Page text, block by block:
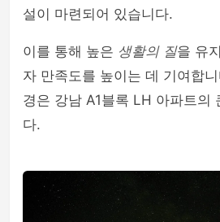
설이 마련되어 있습니다.
이를 통해 높은 생활의 질을 유
자 만족도를 높이는 데 기여합
경은 강남 A1블록 LH 아파트의
다.